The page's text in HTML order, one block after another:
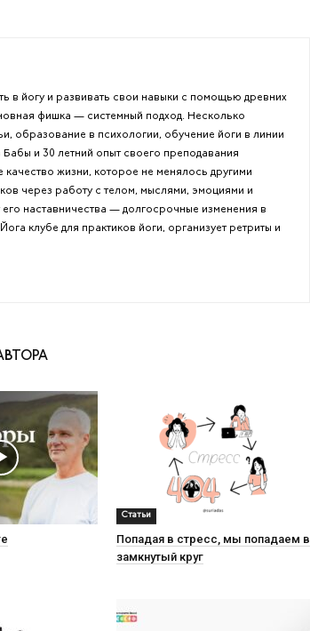
в йогу и развивать свои навыки с помощью древних
фишка — системный подход. Несколько
образование в психологии, обучение йоги в линии
и 30 летний опыт своего преподавания
качество жизни, которое не менялось другими
через работу с телом, мыслями, эмоциями и
его наставничества — долгосрочные изменения в
клубе для практиков йоги, организует ретриты и
Статьи
Попадая в стресс, мы попадаем в
замкнутый круг